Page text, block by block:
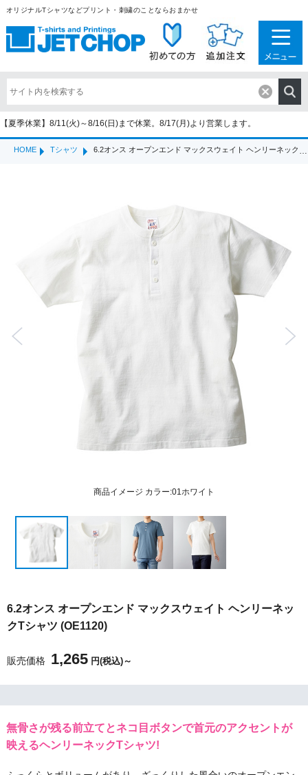
オリジナルTシャツなどプリント・刺繍のことならおまかせ
【夏季休業】8/11(火)～8/16(日)まで休業。8/17(月)より営業します。
HOME Tシャツ 6.2オンス オープンエンド マックスウェイト ヘンリーネックTシャツ（OE1120）
商品イメージ カラー:01ホワイト
6.2オンス オープンエンド マックスウェイト ヘンリーネッ
クTシャツ (OE1120)
販売価格 1,265 円(税込)～
無骨さが残る前立てとネコ目ボタンで首元のアクセントが
映えるヘンリーネックTシャツ!